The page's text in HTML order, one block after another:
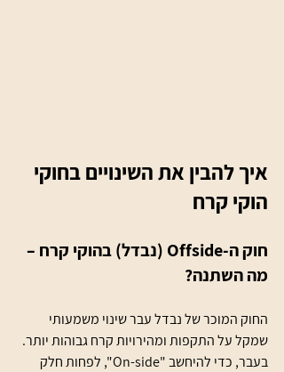
איך להבין את השינויים בחוקי
הוקי קרח
חוק ה-Offside (נבדל) בהוקי קרח –
מה השתנה?
החוק המוכר של נבדל עבר שינוי משמעותי
שמקל על התקפות ומהירויות קרח גבוהות יותר.
בעבר, כדי להיחשב "On-side", לפחות חלק